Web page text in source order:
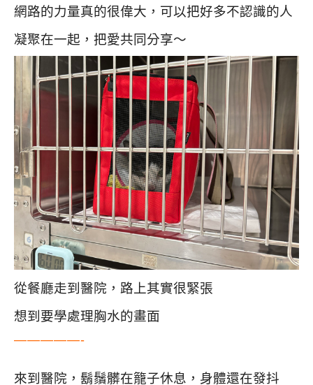
網路的力量真的很偉大，可以把好多不認識的人
凝聚在一起，把愛共同分享～
從餐廳走到醫院，路上其實很緊張
想到要學處理胸水的畫面
—————-
來到醫院，鬍鬚髒在籠子休息，身體還在發抖